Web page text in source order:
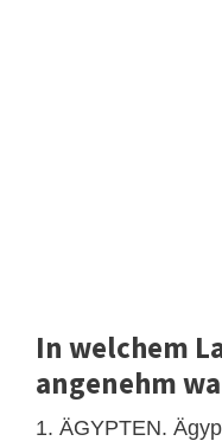
In welchem
angenehm
1. ÄGYPTEN.